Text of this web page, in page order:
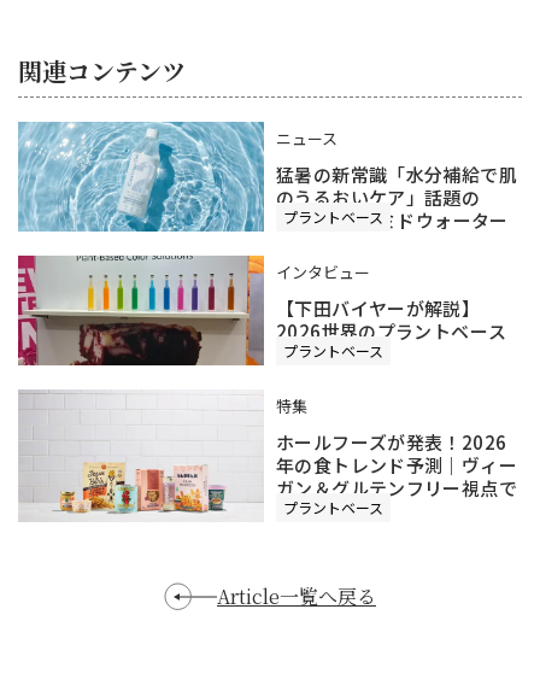
関連コンテンツ
ニュース
猛暑の新常識「水分補給で肌
のうるおいケア」話題の
2foodsセラミドウォーター
プラントベース
インタビュー
【下田バイヤーが解説】
2026世界のプラントベース
最前線
プラントベース
特集
ホールフーズが発表！2026
年の食トレンド予測｜ヴィー
ガン＆グルテンフリー視点で
徹底解説
プラントベース
Article一覧へ戻る